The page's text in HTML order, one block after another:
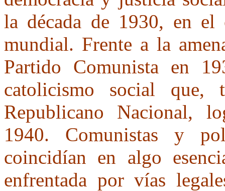
la década de 1930, en el
mundial. Frente a la
Partido Comunista en
catolicismo social que,
Republicano Nacional,
1940. Comunistas y
coincidían en algo
enfrentada por vías